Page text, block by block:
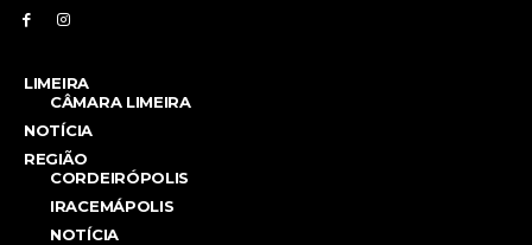
LIMEIRA
CÂMARA LIMEIRA
NOTÍCIA
REGIÃO
CORDEIRÓPOLIS
IRACEMÁPOLIS
NOTÍCIA